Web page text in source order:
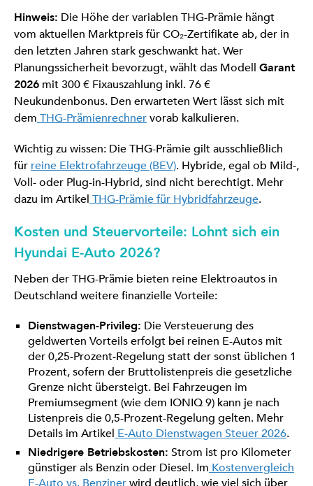
Hinweis: Die Höhe der variablen THG-Prämie hängt
vom aktuellen Marktpreis für CO₂-Zertifikate ab, der in
den letzten Jahren stark geschwankt hat. Wer
Planungssicherheit bevorzugt, wählt das Modell Garant
2026 mit 300 € Fixauszahlung inkl. 76 €
Neukundenbonus. Den erwarteten Wert lässt sich mit
dem THG-Prämienrechnervorab kalkulieren.
Wichtig zu wissen: Die THG-Prämie gilt ausschließlich
für reine Elektrofahrzeuge (BEV). Hybride, egal ob Mild-,
Voll- oder Plug-in-Hybrid, sind nicht berechtigt. Mehr
dazu im Artikel THG-Prämie für Hybridfahrzeuge.
Kosten und Steuervorteile: Lohnt sich ein
Hyundai E-Auto 2026?
Neben der THG-Prämie bieten reine Elektroautos in
Deutschland weitere finanzielle Vorteile:
Dienstwagen-Privileg: Die Versteuerung des
geldwerten Vorteils erfolgt bei reinen E-Autos mit
der 0,25-Prozent-Regelung statt der sonst üblichen 1
Prozent, sofern der Bruttolistenpreis die gesetzliche
Grenze nicht übersteigt. Bei Fahrzeugen im
Premiumsegment (wie dem IONIQ 9) kann je nach
Listenpreis die 0,5-Prozent-Regelung gelten. Mehr
Details im Artikel E-Auto Dienstwagen Steuer 2026.
Niedrigere Betriebskosten: Strom ist pro Kilometer
günstiger als Benzin oder Diesel. Im Kostenvergleich